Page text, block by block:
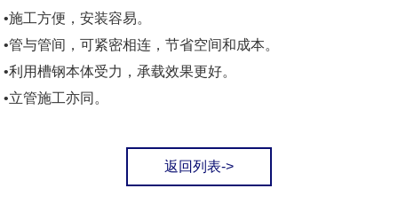
•施工方便，安装容易。
•管与管间，可紧密相连，节省空间和成本。
•利用槽钢本体受力，承载效果更好。
•立管施工亦同。
返回列表->